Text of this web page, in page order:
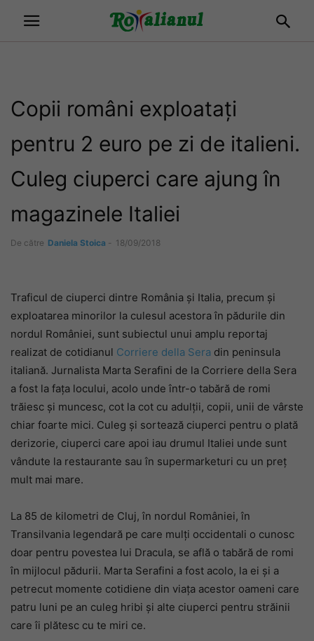
Copii români exploatați
pentru 2 euro pe zi de italieni.
Culeg ciuperci care ajung în
magazinele Italiei
De către Daniela Stoica - 18/09/2018
Traficul de ciuperci dintre România și Italia, precum și
exploatarea minorilor la culesul acestora în pădurile din
nordul României, sunt subiectul unui amplu reportaj
realizat de cotidianul Corriere della Sera din peninsula
italiană. Jurnalista Marta Serafini de la Corriere della Sera
a fost la fața locului, acolo unde într-o tabără de romi
trăiesc și muncesc, cot la cot cu adulții, copii, unii de vârste
chiar foarte mici. Culeg și sortează ciuperci pentru o plată
derizorie, ciuperci care apoi iau drumul Italiei unde sunt
vândute la restaurante sau în supermarketuri cu un preț
mult mai mare.
La 85 de kilometri de Cluj, în nordul României, în
Transilvania legendară pe care mulți occidentali o cunosc
doar pentru povestea lui Dracula, se află o tabără de romi
în mijlocul pădurii. Marta Serafini a fost acolo, la ei și a
petrecut momente cotidiene din viața acestor oameni care
patru luni pe an culeg hribi și alte ciuperci pentru străinii
care îi plătesc cu te miri ce.